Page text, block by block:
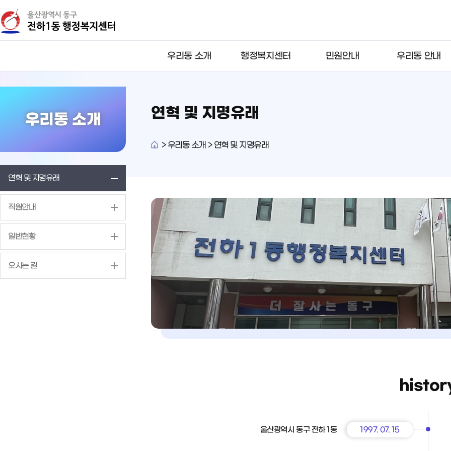
바
로
가
로
가
기
우리동 소개 행정복지센터 민원안내 우리동 안내
우리동 소개
연혁 및 지명유래
직원안내
일반현황
오시는 길
연혁 및 지명유래
>우리동 소개 > 연혁 및 지명유래
울산광역시 동구 전하 1동 1997. 07. 15